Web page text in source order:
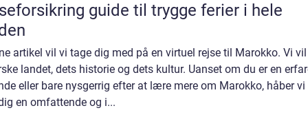
guide til trygge ferier i hele
artikel vil vi tage dig med på en virtuel rejse til Marokko. Vi vil
landet, dets historie og dets kultur. Uanset om du er en
eller bare nysgerrig efter at lære mere om Marokko, håber vi
en omfattende og i...